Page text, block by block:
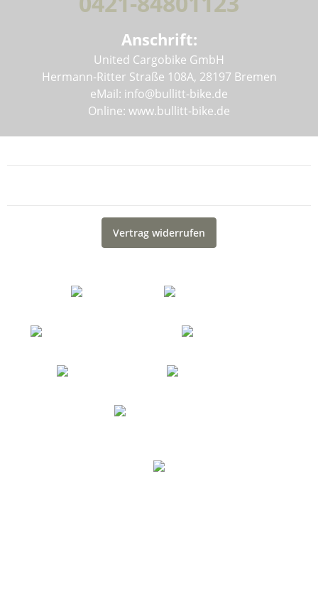
Anschrift:
United Cargobike GmbH
Hermann-Ritter Straße 108A, 28197 Bremen
eMail: info@bullitt-bike.de
Online: www.bullitt-bike.de
Vertrag widerrufen